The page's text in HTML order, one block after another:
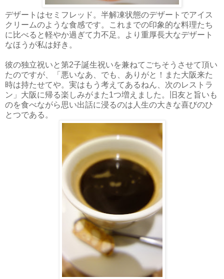
デザートはセミフレッド。半解凍状態のデザートでアイス
クリームのような食感です。これまでの印象的な料理たち
に比べると軽やか過ぎて力不足。より重厚長大なデザート
なほうが私は好き。
彼の独立祝いと第2子誕生祝いを兼ねてごちそうさせて頂い
たのですが、「悪いなあ、でも、ありがと！また大阪来た
時は持たせてや。実はもう考えてあるねん、次のレストラ
ン」大阪に帰る楽しみがまた1つ増えました。旧友と旨いも
のを食べながら思い出話に浸るのは人生の大きな喜びのひ
とつである。